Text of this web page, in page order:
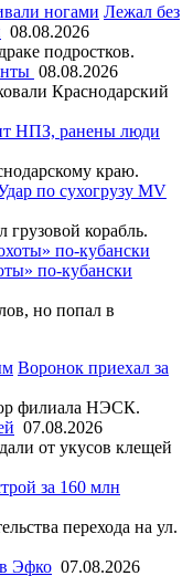
Лежал без
08.08.2026
подростков.
08.08.2026
Краснодарский
НПЗ, ранены люди
краю.
по сухогрузу MV
корабль.
по-кубански
но попал в
Воронок приехал за
филиала НЭСК.
07.08.2026
от укусов клещей
за 160 млн
перехода на ул.
Эфко 07.08.2026